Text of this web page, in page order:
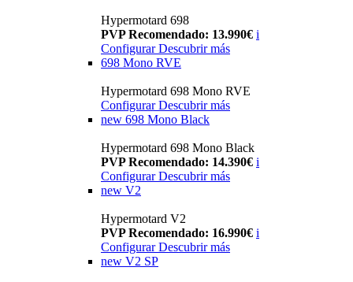
Hypermotard 698
PVP Recomendado: 13.990€ i
ConfigurarDescubrir más
698 Mono RVE
Hypermotard 698 Mono RVE
Configurar Descubrir más
new 698 Mono Black
Hypermotard 698 Mono Black
PVP Recomendado: 14.390€ i
Configurar Descubrir más
new V2
Hypermotard V2
PVP Recomendado: 16.990€ i
Configurar Descubrir más
new V2 SP